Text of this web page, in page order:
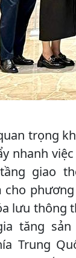
trọng
nhanh
giao
cho
lưu thông
tăng
Trung